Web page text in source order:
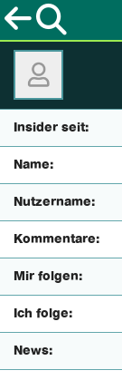
Insider seit:
Name:
Nutzername:
Kommentare:
Mir folgen:
Ich folge:
News: